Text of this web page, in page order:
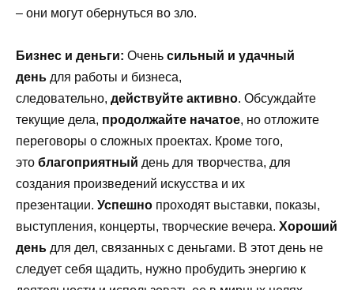
– они могут обернуться во зло.
Бизнес и деньги: Очень сильный и удачный
день для работы и бизнеса,
следовательно, действуйте активно. Обсуждайте
текущие дела, продолжайте начатое, но отложите
переговоры о сложных проектах. Кроме того,
это благоприятный день для творчества, для
создания произведений искусства и их
презентации. Успешно проходят выставки, показы,
выступления, концерты, творческие вечера. Хороший
день для дел, связанных с деньгами. В этот день не
следует себя щадить, нужно пробудить энергию к